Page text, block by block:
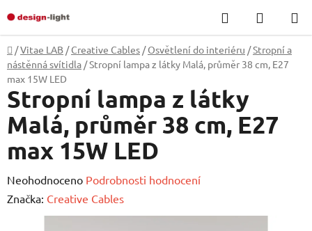
na
obsah
Hledat
KOŠÍK
Domů
/Vitae LAB / Creative Cables / Osvětlení do interiéru /Stropní a
nástěnná svítidla /Stropní lampa z látky Malá, průměr 38 cm, E27
max 15W LED
Stropní lampa z látky
Malá, průměr 38 cm, E27
max 15W LED
Průměrné
hodnocení
produktu
Neohodnoceno Podrobnosti hodnocení
Značka: Creative Cables